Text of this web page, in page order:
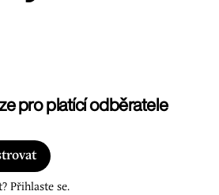
pro platící odběratele
Přihlaste se.